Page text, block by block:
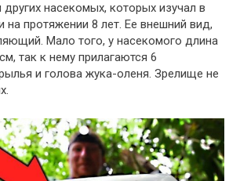
насекомых, которых изучал в
на протяжении 8 лет. Ее внешний вид,
Мало того, у насекомого длина
так к нему прилагаются 6
и голова жука-оленя. Зрелище не